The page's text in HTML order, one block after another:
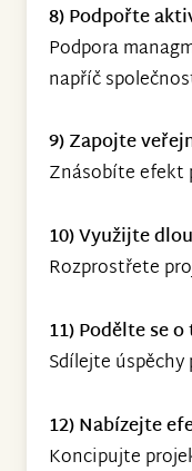
8) Podpořte
Podpora
napříč
9) Zapojte
Znásobíte efekt
10) Využijte
Rozprostřete
11) Podělte se
Sdílejte
12) Nabízejte
Koncipujte